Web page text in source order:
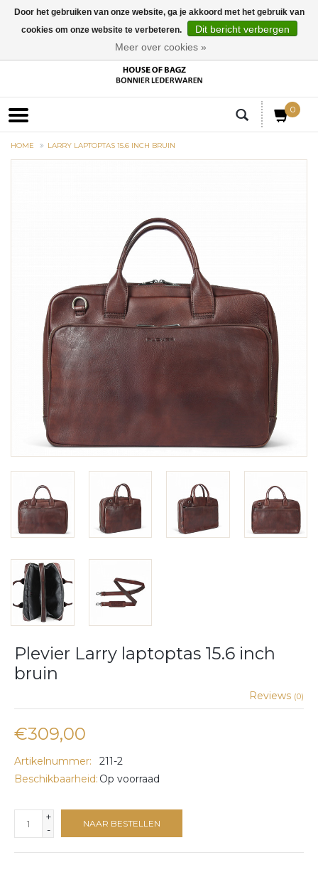
0
HOME LARRY LAPTOPTAS 15.6 INCH BRUIN
Plevier Larry laptoptas 15.6 inch
bruin
Reviews (0)
€309,00
Artikelnummer:
211-2
Beschikbaarheid: Op voorraad
+
-
NAAR BESTELLEN
Door het gebruiken van onze website, ga je akkoord met het gebruik van
cookies om onze website te verbeteren.
Dit bericht verbergen
Meer over cookies »